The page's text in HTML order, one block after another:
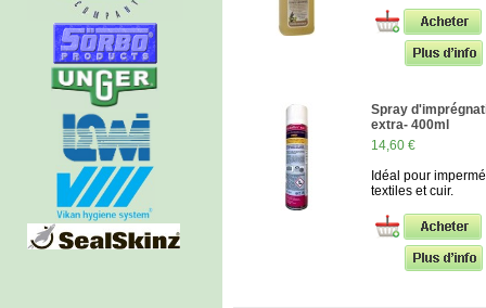
Spray
extra- 400ml
14,60 €
Idéal pour
textiles et cuir.